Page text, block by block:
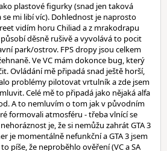
plastové figurky (snad jen taková
se mi libí víc). Dohlednost je naprosto
vidím horu Chiliad a z mrakodrapu
děsně rušivě a vyvolává to pocit
park/ostrov. FPS dropy jsou celkem
Ve VC mám dokonce bug, který
Ovládání mě připadá snad ještě horší,
problémy pilotovat vrtulník a zde jsem
Celé mě to připadá jako nějaká alfa
A to nemluvím o tom jak v původním
formovali atmosféru - třeba vlnící se
je, že si nemůžu zahrát GTA 3
je momentálně nefunkční a GTA 3 jsem
píše, že neproběhlo ověření (VC a SA